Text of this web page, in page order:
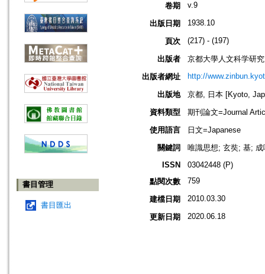
書目管理
書目匯出
卷期
v.9
出版日期 1938.10
頁次 (217) - (197)
出版者
京都大學人文科学研
出版者網址
http://
出版地
京都, 日本 [Kyoto,
資料類型
期刊論文=Journal
使用語言
日文=Japanese
關鍵詞
唯識思想; 玄奘; 基;
ISSN
03042448 (P)
點閱次數
759
建檔日期 2010.03.30
更新日期 2020.06.18